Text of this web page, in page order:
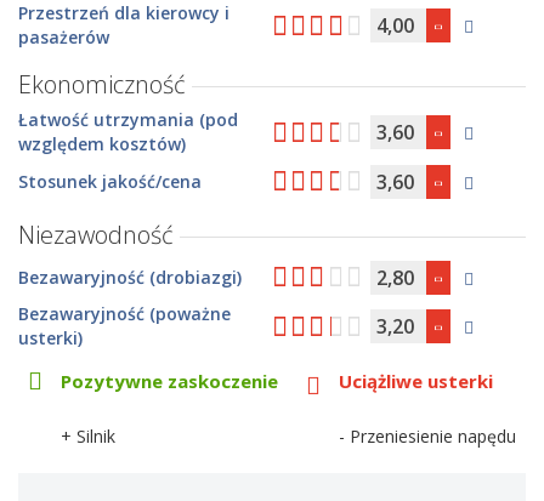
Przestrzeń dla kierowcy i
pasażerów
4,00
Ekonomiczność
Łatwość utrzymania (pod
względem kosztów)
3,60
Stosunek jakość/cena 3,60
Niezawodność
Bezawaryjność (drobiazgi) 2,80
Bezawaryjność (poważne
usterki)
3,20
Pozytywne zaskoczenie
+ Silnik
Uciążliwe usterki
- Przeniesienie napędu